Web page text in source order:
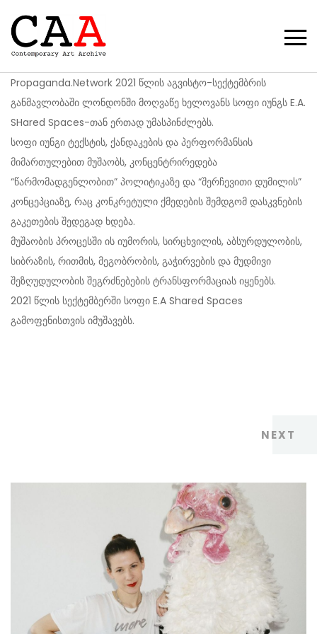
Propaganda.Network 2021 წლის აგვისტო-სექტემბრის
განმავლობაში ლონდონში მოღვაწე ხელოვანს სოფი იუნგს E.A.
SHared Spaces-თან ერთად უმასპინძლებს.
სოფი იუნგი ტექსტის, ქანდაკების და პერფორმანსის
მიმართულებით მუშაობს, კონცენტრირედება
“წარმომადგენლობით” პოლიტიკაზე და “შერჩევითი დუმილის”
კონცეპციაზე, რაც კონკრეტული ქმედების შემდგომ დასკვნების
გაკეთების შედეგად ხდება.
მუშაობის პროცესში ის იუმორის, სირცხვილის, აბსურდულობის,
სიბრაზის, რითმის, მეგობრობის, გაჭირვების და მუდმივი
შეზღუდულობის შეგრძნებების ტრანსფორმაციას იყენებს.
2021 წლის სექტემბერში სოფი E.A Shared Spaces
გამოფენისთვის იმუშავებს.
NEXT